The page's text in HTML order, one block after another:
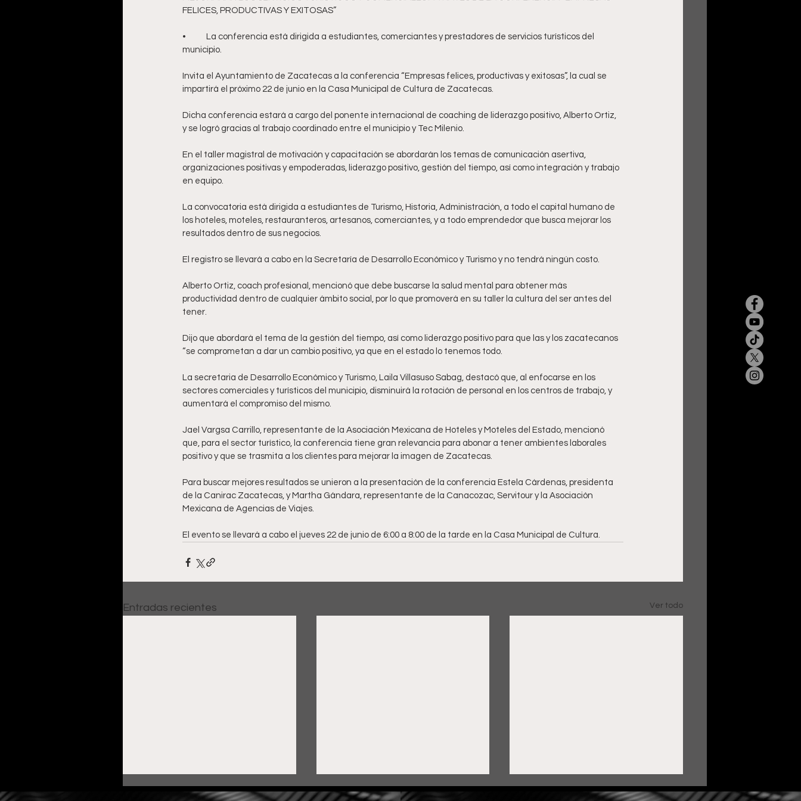
FELICES, PRODUCTIVAS Y EXITOSAS”
•	La conferencia está dirigida a estudiantes, comerciantes y prestadores de servicios turísticos del
municipio.
Invita el Ayuntamiento de Zacatecas a la conferencia “Empresas felices, productivas y exitosas”, la cual se
impartirá el próximo 22 de junio en la Casa Municipal de Cultura de Zacatecas.
Dicha conferencia estará a cargo del ponente internacional de coaching de liderazgo positivo, Alberto Ortiz,
y se logró gracias al trabajo coordinado entre el municipio y Tec Milenio.
En el taller magistral de motivación y capacitación se abordarán los temas de comunicación asertiva,
organizaciones positivas y empoderadas, liderazgo positivo, gestión del tiempo, así como integración y trabajo
en equipo.
La convocatoria está dirigida a estudiantes de Turismo, Historia, Administración, a todo el capital humano de
los hoteles, moteles, restauranteros, artesanos, comerciantes, y a todo emprendedor que busca mejorar los
resultados dentro de sus negocios.
El registro se llevará a cabo en la Secretaría de Desarrollo Económico y Turismo y no tendrá ningún costo.
Alberto Ortiz, coach profesional, mencionó que debe buscarse la salud mental para obtener más
productividad dentro de cualquier ámbito social, por lo que promoverá en su taller la cultura del ser antes del
tener.
Dijo que abordará el tema de la gestión del tiempo, así como liderazgo positivo para que las y los zacatecanos
“se comprometan a dar un cambio positivo, ya que en el estado lo tenemos todo.
La secretaria de Desarrollo Económico y Turismo, Laila Villasuso Sabag, destacó que, al enfocarse en los
sectores comerciales y turísticos del municipio, disminuirá la rotación de personal en los centros de trabajo, y
aumentará el compromiso del mismo.
Jael Vargsa Carrillo, representante de la Asociación Mexicana de Hoteles y Moteles del Estado, mencionó
que, para el sector turístico, la conferencia tiene gran relevancia para abonar a tener ambientes laborales
positivo y que se trasmita a los clientes para mejorar la imagen de Zacatecas.
Para buscar mejores resultados se unieron a la presentación de la conferencia Estela Cárdenas, presidenta
de la Canirac Zacatecas, y Martha Gándara, representante de la Canacozac, Servitour y la Asociación
Mexicana de Agencias de Viajes.
El evento se llevará a cabo el jueves 22 de junio de 6:00 a 8:00 de la tarde en la Casa Municipal de Cultura.
Entradas recientes Ver todo